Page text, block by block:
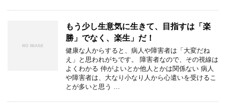
もう少し生意気に生きて、目指すは「楽
勝」でなく、楽生」だ！
健康な人からすると、病人や障害者は「大変だね
え」と思われがちです。 障害者なので、その視線は
よくわかる 仲がよいとか他人とかは関係ない 病人
や障害者は、大なり小なり人から心遣いを受けるこ
とが多いと思う …